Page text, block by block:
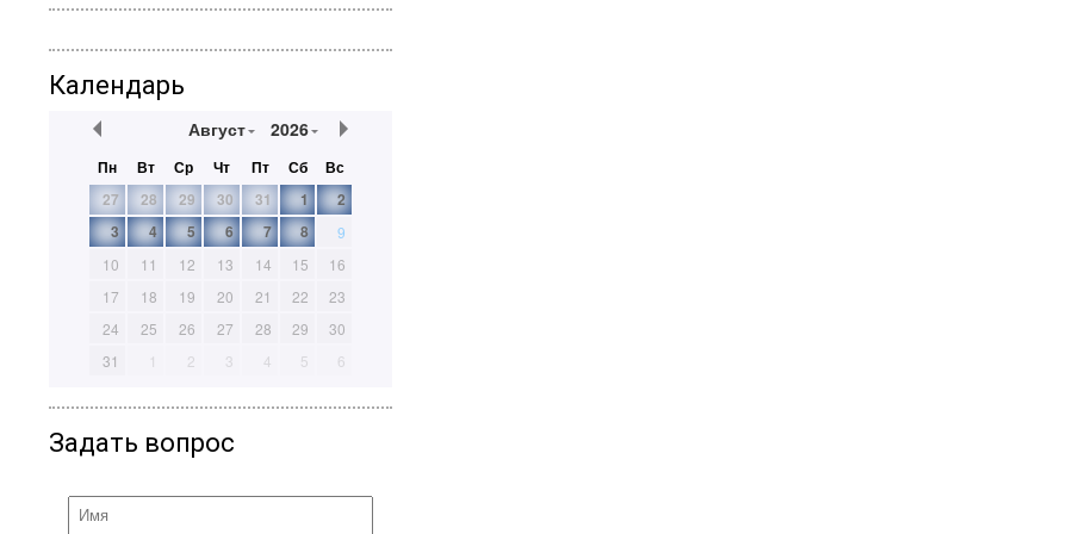
Календарь
Август 2026
Пн Вт Ср Чт Пт Сб
Вс
27
28 29 30 31 1
2
3
4 5 6 7 8
9
10
11 12 13 14 15
16
17
18 19 20 21 22
23
24
25 26 27 28 29
30
31
1 2 3 4 5 6
Задать вопрос